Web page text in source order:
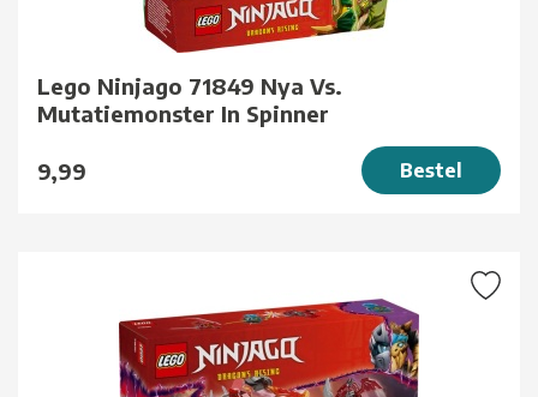
Lego Ninjago 71849 Nya Vs.
Mutatiemonster In Spinner
9,99 Bestel